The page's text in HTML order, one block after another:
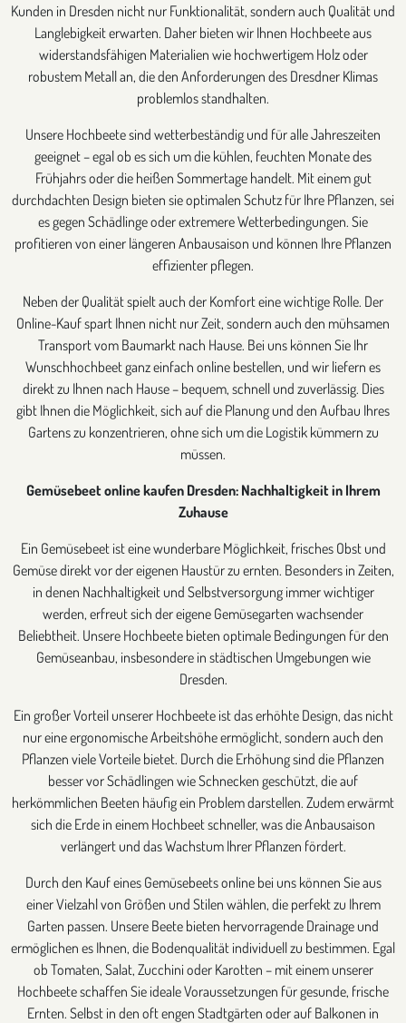
Kunden in Dresden nicht nur Funktionalität, sondern auch Qualität und
Langlebigkeit erwarten. Daher bieten wir Ihnen Hochbeete aus
widerstandsfähigen Materialien wie hochwertigem Holz oder
robustem Metall an, die den Anforderungen des Dresdner Klimas
problemlos standhalten.
Unsere Hochbeete sind wetterbeständig und für alle Jahreszeiten
geeignet – egal ob es sich um die kühlen, feuchten Monate des
Frühjahrs oder die heißen Sommertage handelt. Mit einem gut
durchdachten Design bieten sie optimalen Schutz für Ihre Pflanzen, sei
es gegen Schädlinge oder extremere Wetterbedingungen. Sie
profitieren von einer längeren Anbausaison und können Ihre Pflanzen
effizienter pflegen.
Neben der Qualität spielt auch der Komfort eine wichtige Rolle. Der
Online-Kauf spart Ihnen nicht nur Zeit, sondern auch den mühsamen
Transport vom Baumarkt nach Hause. Bei uns können Sie Ihr
Wunschhochbeet ganz einfach online bestellen, und wir liefern es
direkt zu Ihnen nach Hause – bequem, schnell und zuverlässig. Dies
gibt Ihnen die Möglichkeit, sich auf die Planung und den Aufbau Ihres
Gartens zu konzentrieren, ohne sich um die Logistik kümmern zu
müssen.
Gemüsebeet online kaufen Dresden: Nachhaltigkeit in Ihrem
Zuhause
Ein Gemüsebeet ist eine wunderbare Möglichkeit, frisches Obst und
Gemüse direkt vor der eigenen Haustür zu ernten. Besonders in Zeiten,
in denen Nachhaltigkeit und Selbstversorgung immer wichtiger
werden, erfreut sich der eigene Gemüsegarten wachsender
Beliebtheit. Unsere Hochbeete bieten optimale Bedingungen für den
Gemüseanbau, insbesondere in städtischen Umgebungen wie
Dresden.
Ein großer Vorteil unserer Hochbeete ist das erhöhte Design, das nicht
nur eine ergonomische Arbeitshöhe ermöglicht, sondern auch den
Pflanzen viele Vorteile bietet. Durch die Erhöhung sind die Pflanzen
besser vor Schädlingen wie Schnecken geschützt, die auf
herkömmlichen Beeten häufig ein Problem darstellen. Zudem erwärmt
sich die Erde in einem Hochbeet schneller, was die Anbausaison
verlängert und das Wachstum Ihrer Pflanzen fördert.
Durch den Kauf eines Gemüsebeets online bei uns können Sie aus
einer Vielzahl von Größen und Stilen wählen, die perfekt zu Ihrem
Garten passen. Unsere Beete bieten hervorragende Drainage und
ermöglichen es Ihnen, die Bodenqualität individuell zu bestimmen. Egal
ob Tomaten, Salat, Zucchini oder Karotten – mit einem unserer
Hochbeete schaffen Sie ideale Voraussetzungen für gesunde, frische
Ernten. Selbst in den oft engen Stadtgärten oder auf Balkonen in